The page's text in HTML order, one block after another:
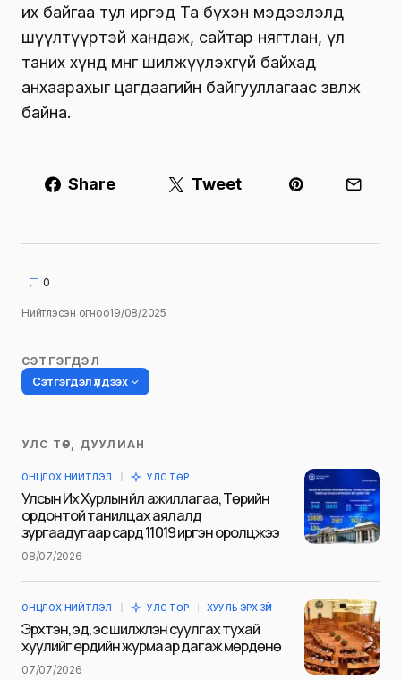
их байгаа тул иргэд Та бүхэн мэдээлэлд
шүүлтүүртэй хандаж, сайтар нягтлан, үл
таних хүнд мөнгө шилжүүлэхгүй байхад
анхаарахыг цагдаагийн байгууллагаас зөвлөж
байна.
Share Tweet
0
Нийтлэсэн огноо19/08/2025
СЭТГЭГДЭЛ
Сэтгэгдэл үлдээх
Таны имэйл хаягийг нийтлэхгүй.
тэмдэглэсэн
Name
УЛС ТӨР, ДУУЛИАН
ОНЦЛОХ НИЙТЛЭЛ УЛС ТӨР
Улсын Их Хурлын үйл ажиллагаа, Төрийн
ордонтой танилцах аялалд
зургаадугаар сард 11019 иргэн оролцжээ
08/07/2026
ОНЦЛОХ НИЙТЛЭЛ УЛС ТӨР ХУУЛЬ ЭРХ ЗҮЙ
Эрхтэн, эд, эс шилжүүлэн суулгах тухай
хуулийг ердийн журмаар дагаж мөрдөнө
07/07/2026